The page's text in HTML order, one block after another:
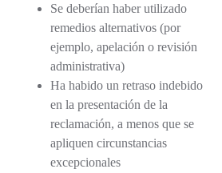
Se deberían haber utilizado
remedios alternativos (por
ejemplo, apelación o revisión
administrativa)
Ha habido un retraso indebido
en la presentación de la
reclamación, a menos que se
apliquen circunstancias
excepcionales